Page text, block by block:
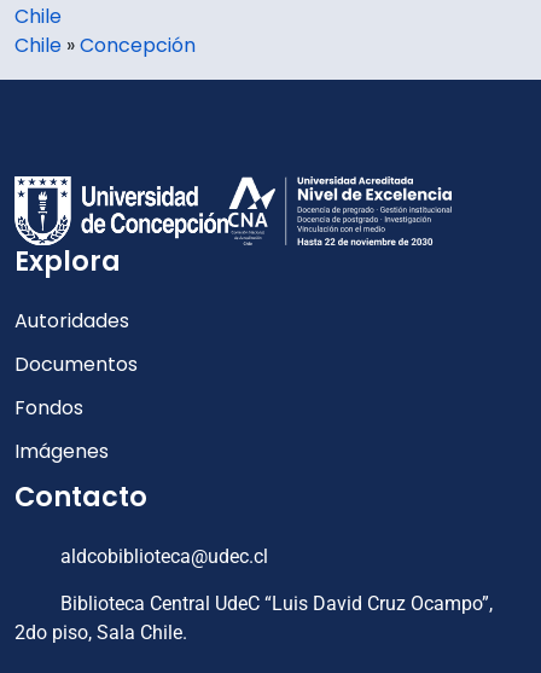
Chile
Chile »Concepción
Explora
Autoridades
Documentos
Fondos
Imágenes
Contacto
aldcobiblioteca@udec.cl
Biblioteca Central UdeC “Luis David Cruz Ocampo”,
2do piso, Sala Chile.